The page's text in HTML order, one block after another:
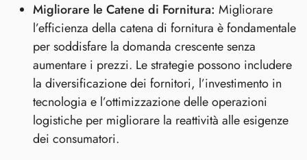
Migliorare le Catene di Fornitura: Migliorare
l’efficienza della catena di fornitura è fondamentale
per soddisfare la domanda crescente senza
aumentare i prezzi. Le strategie possono includere
la diversificazione dei fornitori, l’investimento in
tecnologia e l’ottimizzazione delle operazioni
logistiche per migliorare la reattività alle esigenze
dei consumatori.